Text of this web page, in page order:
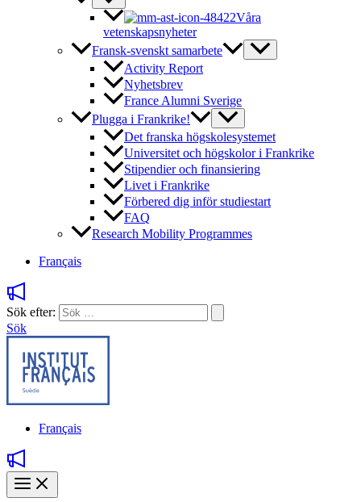
Våra
vetenskapsnyheter
Fransk-svenskt samarbete
Activity Report
Nyhetsbrev
France Alumni Sverige
Plugga i Frankrike!
Det franska högskolesystemet
Universitet och högskolor i Frankrike
Stipendier och finansiering
Livet i Frankrike
Förbered dig inför studiestart
FAQ
Research Mobility Programmes
Français
Sök efter:
Sök
Français